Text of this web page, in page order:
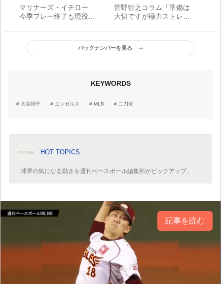
マリナーズ・イチロー
今季プレー終了も現役続
特別補佐へ-
菅野智之コラム「準備は
大切ですが極力ストレス
重要です」
バックナンバーを見る
KEYWORDS
大谷翔平 エンゼルス MLB 二刀流
HOT TOPICS
球界の気になる動きを週刊ベースボール編集部がピックアップ。
記事を読む